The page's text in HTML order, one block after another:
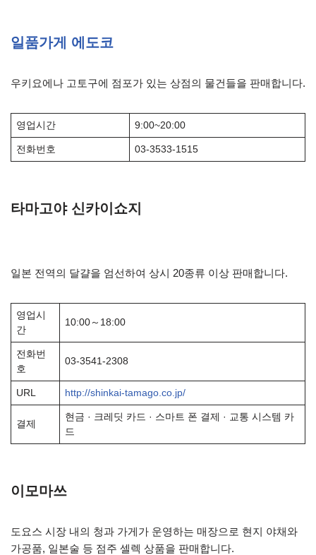
일품가게 에도코
우키요에나 고토구에 점포가 있는 상점의 물건들을 판매합니다.
영업시간 9:00~20:00
전화번호 03-3533-1515
타마고야 신카이쇼지
일본 전역의 달걀을 엄선하여 상시 20종류 이상 판매합니다.
영업시
간
10:00～18:00
전화번
호
03-3541-2308
URL http://shinkai-tamago.co.jp/
결제
현금 · 크레딧 카드 · 스마트 폰 결제 · 교통 시스템 카
드
이모마쓰
도요스 시장 내의 청과 가게가 운영하는 매장으로 현지 야채와
가공품, 일본술 등 점주 셀렉 상품을 판매합니다.